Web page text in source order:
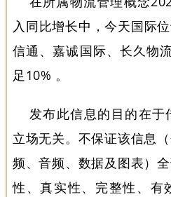
入同比增长中，今天国际
信通、嘉诚国际、长久物
足10% 。
发布此信息的目的在
立场无关。不保证该信息
频、音频、数据及图表）
性、真实性、完整性、有